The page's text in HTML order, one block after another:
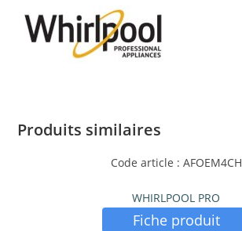
Produits similaires
Code article : AFOEM4CH
WHIRLPOOL PRO
Fiche produit